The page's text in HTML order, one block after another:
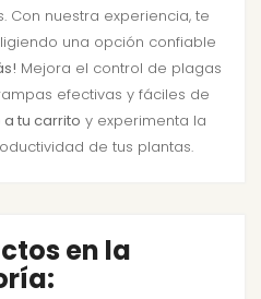
Con nuestra experiencia, te
una opción confiable
Mejora el control de plagas
efectivas y fáciles de
tu carrito y experimenta la
de tus plantas.
en la